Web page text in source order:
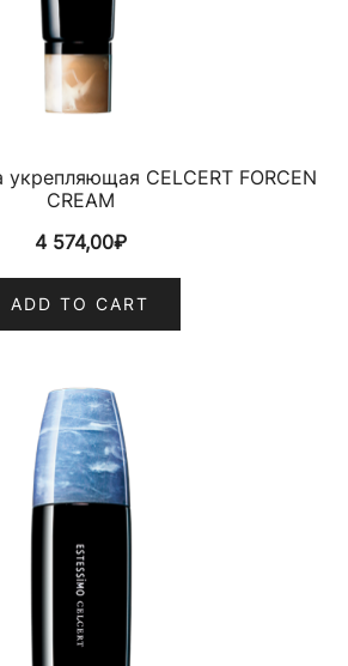
CELCERT FORCEN
CREAM
4 574,00₽
ADD TO CART